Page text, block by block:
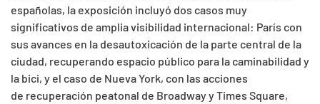
españolas, la exposición incluyó dos casos muy
significativos de amplia visibilidad internacional: París con
sus avances en la desautoxicación de la parte central de la
ciudad, recuperando espacio público para la caminabilidad y
la bici, y el caso de Nueva York, con las acciones
de recuperación peatonal de Broadway y Times Square,